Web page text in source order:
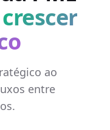
crescer
ao
entre